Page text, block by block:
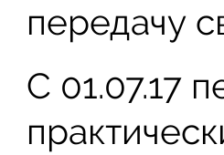
передачу
С 01.07.17